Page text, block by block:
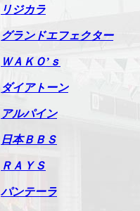
リジカラ
グランドエフェクター
ＷＡＫＯ’ｓ
ダイアトーン
アルパイン
日本ＢＢＳ
ＲＡＹＳ
パンテーラ